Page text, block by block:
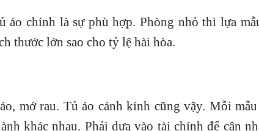
áo chính là sự phù hợp. Phòng nhỏ thì lựa
thước lớn sao cho tỷ lệ hài hòa.
mớ rau. Tủ áo cánh kính cũng vậy. Mỗi
khác nhau. Phải dựa vào tài chính để cân